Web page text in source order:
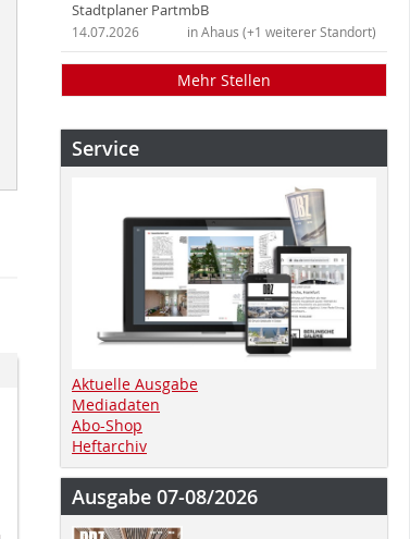
Stadtplaner PartmbB
in Ahaus (+1 weiterer Standort)
14.07.2026
Mehr Stellen
Service
Aktuelle Ausgabe
Mediadaten
Abo-Shop
Heftarchiv
Ausgabe 07-08/2026